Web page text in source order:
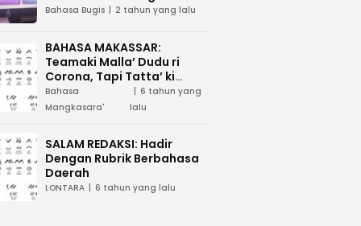
Tau Maega e Ri Luwu Timur
Bahasa Bugis 2 tahun yang lalu
BAHASA MAKASSAR:
Teamaki Malla’ Dudu ri
Corona, Tapi Tatta’ ki
Waspada
Bahasa
Mangkasara'
6 tahun yang
lalu
SALAM REDAKSI: Hadir
Dengan Rubrik Berbahasa
Daerah
LONTARA 6 tahun yang lalu